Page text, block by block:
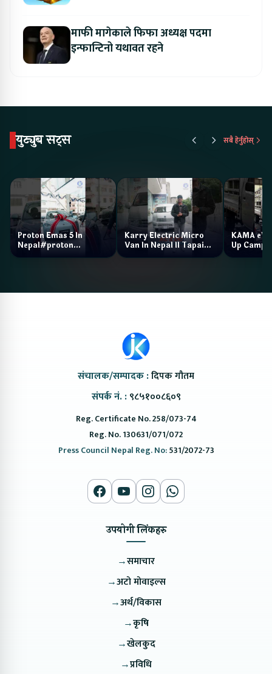
माफी मागेकाले फिफा अध्यक्ष पदमा
इन्फान्टिनो यथावत रहने
युट्युब सट्स सबै हेर्नुहोस्
Proton Emas 5 In
Nepal#proton
#protonemas5#protonnepal#evcarnepal
Karry Electric Micro
Van In Nepal II Tapaiko
Bazar II Jankari
KAMA eV
Up Camp
संचालक/सम्पादक :दिपक गौतम
संपर्क नं. : ९८५१००८६०९
Reg. Certificate No. 258/073-74
Reg. No. 130631/071/072
Press Council Nepal Reg. No:531/2072-73
उपयोगी लिंकहरु
→समाचार
→अटो मोवाइल्स
→अर्थ/विकास
→कृषि
→खेलकुद
→प्रविधि